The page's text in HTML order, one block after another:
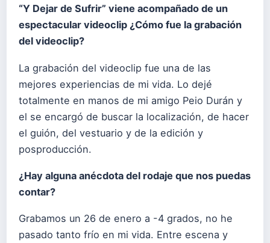
“Y Dejar de Sufrir” viene acompañado de un
espectacular videoclip ¿Cómo fue la grabación
del videoclip?
La grabación del videoclip fue una de las
mejores experiencias de mi vida. Lo dejé
totalmente en manos de mi amigo Peio Durán y
el se encargó de buscar la localización, de hacer
el guión, del vestuario y de la edición y
posproducción.
¿Hay alguna anécdota del rodaje que nos puedas
contar?
Grabamos un 26 de enero a -4 grados, no he
pasado tanto frío en mi vida. Entre escena y